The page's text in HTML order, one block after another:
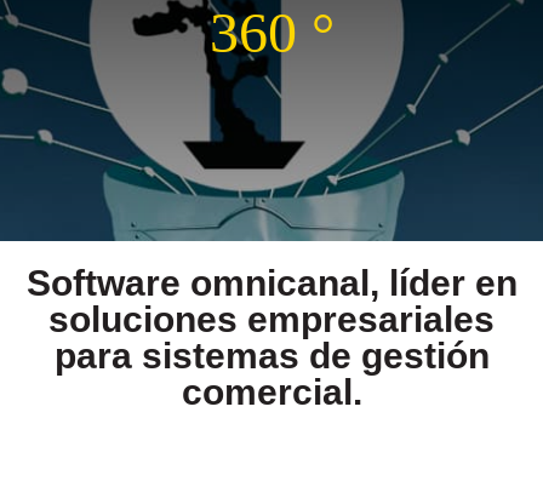
360 °
Software omnicanal, líder en
soluciones empresariales
para sistemas de gestión
comercial.